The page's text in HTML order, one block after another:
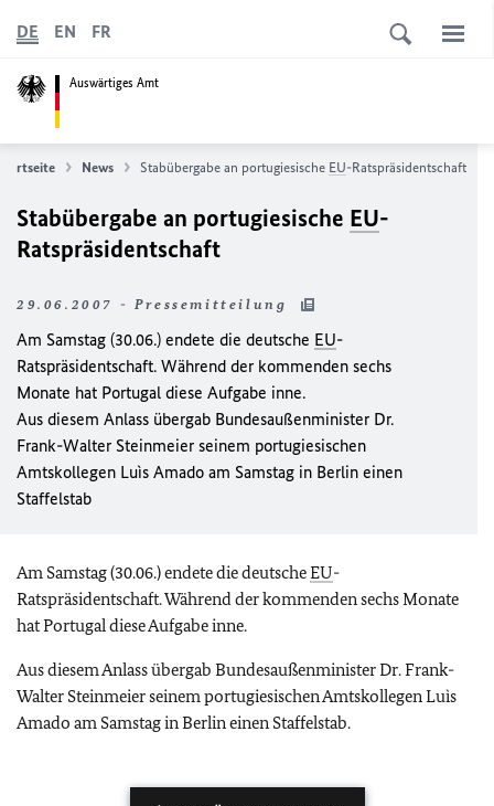
Auswärtiges Amt
DE EN FR
News Stabübergabe an portugiesische EU-Ratspräsidentschaft
Stabübergabe an portugiesische EU-
Ratspräsidentschaft
29.06.2007 - Pressemitteilung
Am Samstag (30.06.) endete die deutsche EU-
Ratspräsidentschaft. Während der kommenden sechs
Monate hat Portugal diese Aufgabe inne.
Aus diesem Anlass übergab Bundesaußenminister Dr.
Frank-Walter Steinmeier seinem portugiesischen
Amtskollegen Luìs Amado am Samstag in Berlin einen
Staffelstab
Am Samstag (30.06.) endete die deutscheEU-
Ratspräsidentschaft. Während der kommenden sechs Monate
hat Portugal diese Aufgabe inne.
Aus diesem Anlass übergab Bundesaußenminister Dr. Frank-
Walter Steinmeier seinem portugiesischen Amtskollegen Luìs
Amado am Samstag in Berlin einen Staffelstab.